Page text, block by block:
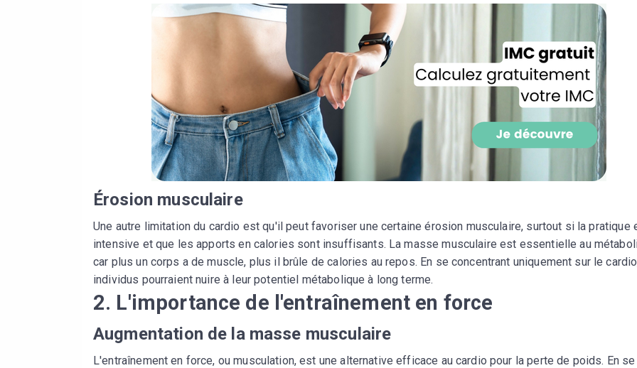
Érosion musculaire
Une autre limitation du cardio est qu'il peut favoriser une certaine érosion musculaire, surtout si la pratique
intensive et que les apports en calories sont insuffisants. La masse musculaire est essentielle au
car plus un corps a de muscle, plus il brûle de calories au repos. En se concentrant uniquement sur le
individus pourraient nuire à leur potentiel métabolique à long terme.
2. L'importance de l'entraînement en force
Augmentation de la masse musculaire
L'entraînement en force, ou musculation, est une alternative efficace au cardio pour la perte de poids. En se
Je consens à ce que la société
Prisma Players analyse le taux
des courriels pour mesurer et
performances des campagnes.
pourrons savoir si vous ouvrez les
l'heure à laquelle vous le faites ainsi
des informations sur le terminal que
utilisez. Pour en savoir plus sur ces
politique de confidentialité
Je reçois mon cadeau !
Votre adresse email sera utilisée par Digital Prisma